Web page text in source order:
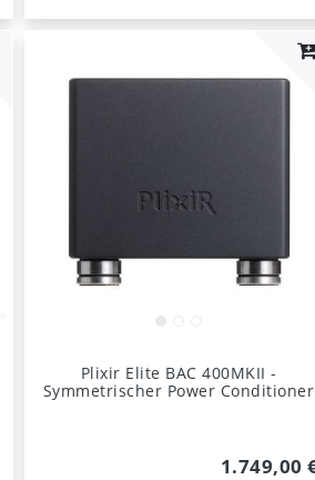
Plixir Elite BAC 400MKII -
Symmetrischer Power Conditioner
1.749,00